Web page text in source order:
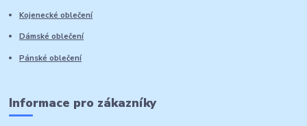
Kojenecké oblečení
Dámské oblečení
Pánské oblečení
Informace pro zákazníky